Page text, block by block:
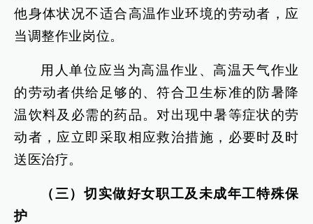
他身体状况不适合高温作业环境的劳动者，应
当调整作业岗位。
用人单位应当为高温作业、高温天气作业
的劳动者供给足够的、符合卫生标准的防暑降
温饮料及必需的药品。对出现中暑等症状的劳
动者，应立即采取相应救治措施，必要时及时
送医治疗。
（三）切实做好女职工及未成年工特殊保
护